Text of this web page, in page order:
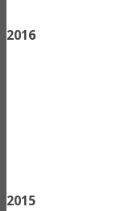
2016
2015